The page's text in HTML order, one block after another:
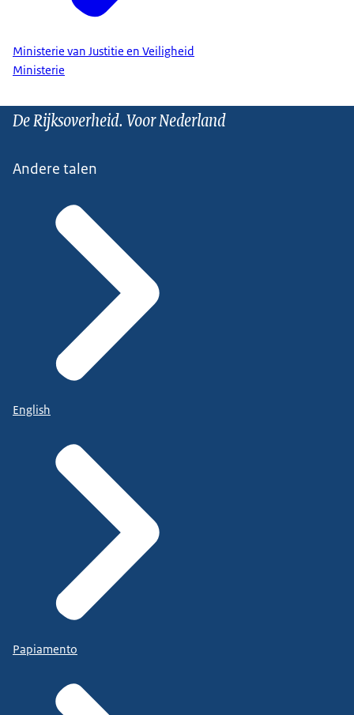
Ministerie van Justitie en Veiligheid
Ministerie
De Rijksoverheid. Voor Nederland
Andere talen
English
Papiamento